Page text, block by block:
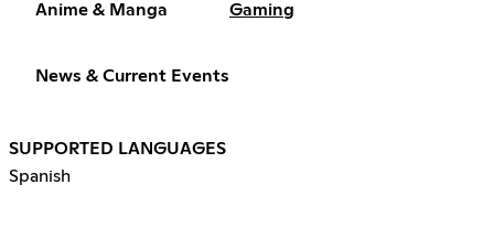
Anime & Manga Gaming
News & Current Events
SUPPORTED LANGUAGES
Spanish